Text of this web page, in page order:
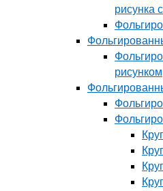
рисунка
рисунком